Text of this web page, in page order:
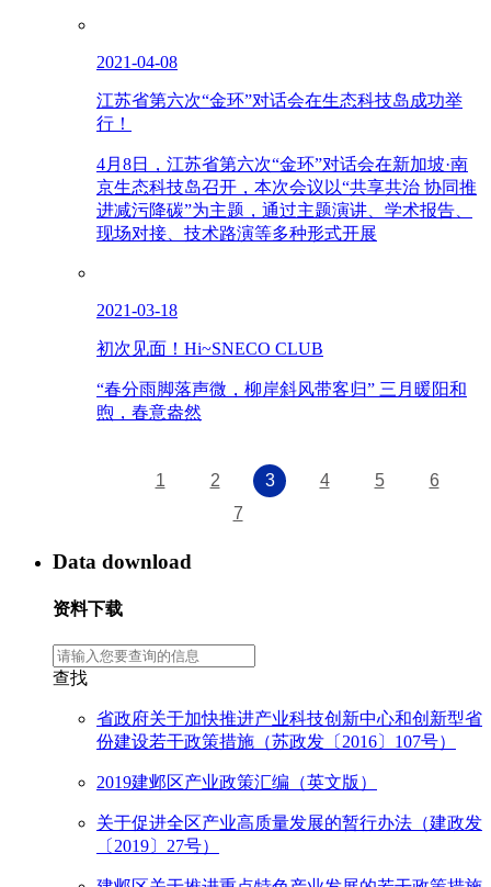
2021-04-08
江苏省第六次“金环”对话会在生态科技岛成功举
行！
4月8日，江苏省第六次“金环”对话会在新加坡·南
京生态科技岛召开，本次会议以“共享共治 协同推
进减污降碳”为主题，通过主题演讲、学术报告、
现场对接、技术路演等多种形式开展
2021-03-18
初次见面！Hi~SNECO CLUB
“春分雨脚落声微，柳岸斜风带客归” 三月暖阳和
煦，春意盎然
1 2 3 4 5
6
7
Data download
资料下载
查找
省政府关于加快推进产业科技创新中心和创新型省
份建设若干政策措施（苏政发〔2016〕107号）
2019建邺区产业政策汇编（英文版）
关于促进全区产业高质量发展的暂行办法（建政发
〔2019〕27号）